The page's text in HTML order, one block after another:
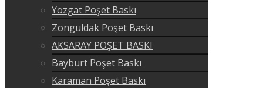
Yozgat Poşet Baskı
Zonguldak Poşet Baskı
AKSARAY POŞET BASKI
Bayburt Poşet Baskı
Karaman Poşet Baskı